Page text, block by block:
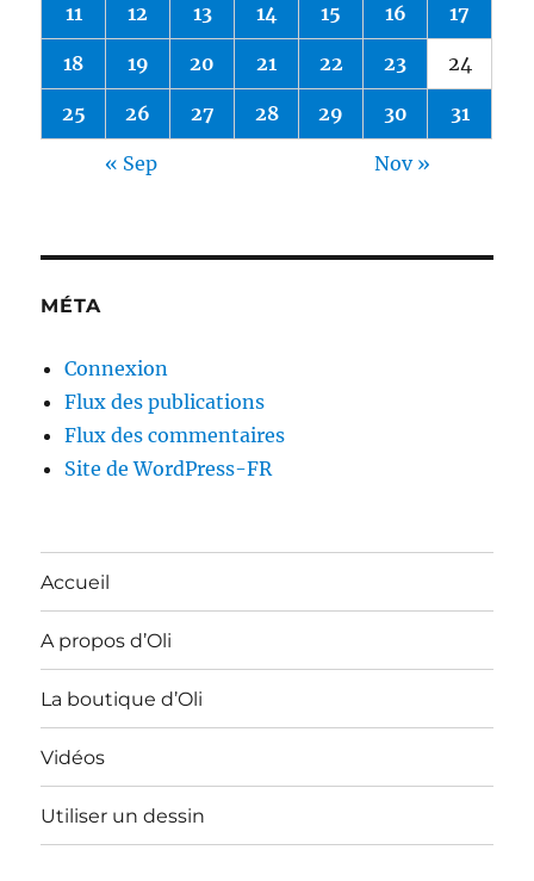
11 12 13 14 15 16 17
18 19 20 21 22 23 24
25 26 27 28 29 30 31
« Sep Nov »
MÉTA
Connexion
Flux des publications
Flux des commentaires
Site de WordPress-FR
Accueil
A propos d’Oli
La boutique d’Oli
Vidéos
Utiliser un dessin